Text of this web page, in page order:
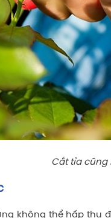
Cắt tỉa cũng
không thể hấp